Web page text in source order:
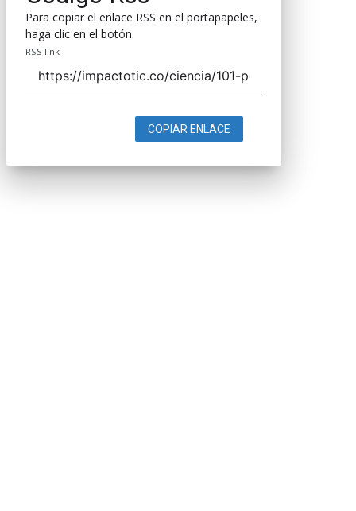
Para copiar el enlace RSS en el portapapeles,
haga clic en el botón.
RSS link
COPIAR ENLACE